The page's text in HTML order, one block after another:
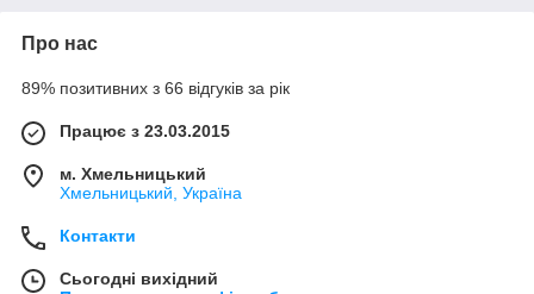
Про нас
89% позитивних з 66 відгуків за рік
Працює з 23.03.2015
м. Хмельницький
Хмельницький, Україна
Контакти
Сьогодні вихідний